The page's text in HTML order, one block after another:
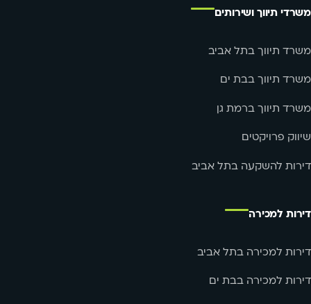
משרדי תיווך ושירותים
משרד תיווך בתל אביב
משרד תיווך בבת ים
משרד תיווך ברמת גן
שיווק פרויקטים
דירות להשקעה בתל אביב
דירות למכירה
דירות למכירה בתל אביב
דירות למכירה בבת ים